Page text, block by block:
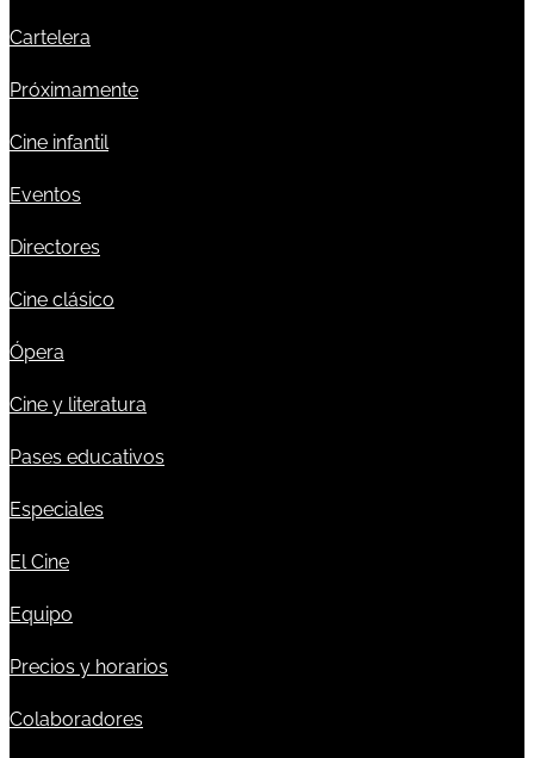
Cartelera
Próximamente
Cine infantil
Eventos
Directores
Cine clásico
Ópera
Cine y literatura
Pases educativos
Especiales
El Cine
Equipo
Precios y horarios
Colaboradores